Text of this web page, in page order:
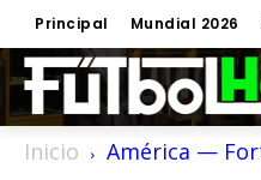
Principal Mundial 2026
Inicio América —